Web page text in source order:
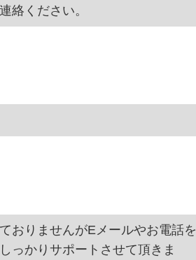
絡ください。
おりませんがEメールやお電話を
っかりサポートさせて頂きま